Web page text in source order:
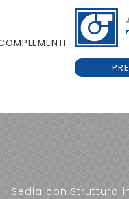
Sedia con Struttura